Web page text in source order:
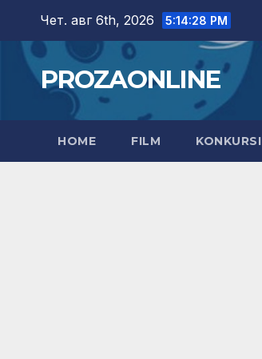
content
Чет. авг 6th, 2026 5:14:30 PM
PROZAONLINE
HOME FILM KONKURSI